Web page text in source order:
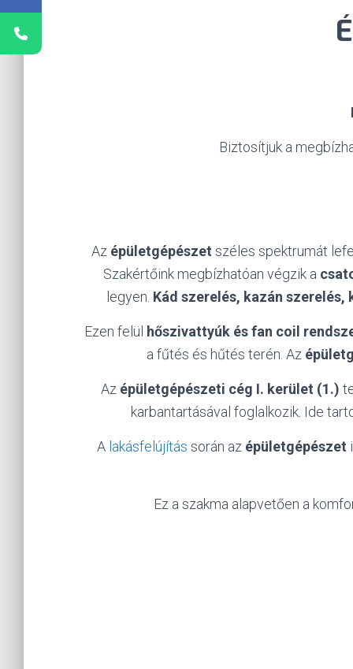
Biztosítjuk a
Az épületgépészet széles spektrumát
Szakértőink megbízhatóan végzik a
legyen. Kád szerelés, kazán
Ezen felül hőszivattyúk és fan coil
a fűtés és hűtés terén. Az
Az épületgépészeti cég I. kerület (1.)
karbantartásával foglalkozik. Ide
A lakásfelújítás során az épületgépészet
Ez a szakma alapvetően a